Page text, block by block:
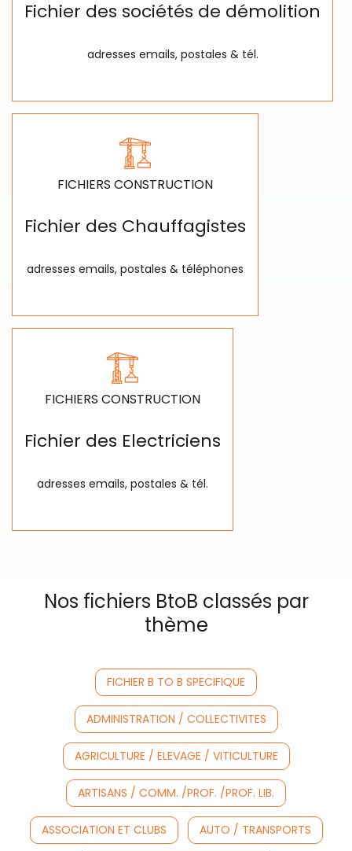
Fichier des sociétés de démolition
adresses emails, postales & tél.
FICHIERS CONSTRUCTION
Fichier des Chauffagistes
adresses emails, postales & téléphones
FICHIERS CONSTRUCTION
Fichier des Electriciens
adresses emails, postales & tél.
Nos fichiers BtoB classés par
thème
FICHIER B TO B SPECIFIQUE
ADMINISTRATION / COLLECTIVITES
AGRICULTURE / ELEVAGE / VITICULTURE
ARTISANS / COMM. /PROF. /PROF. LIB.
ASSOCIATION ET CLUBS AUTO / TRANSPORTS